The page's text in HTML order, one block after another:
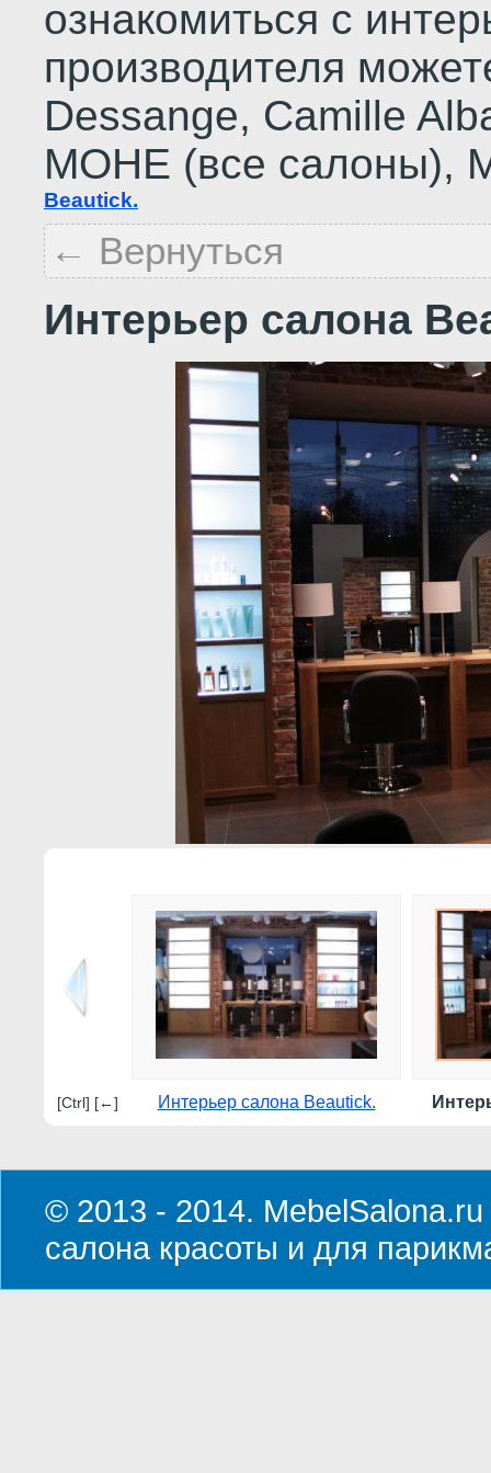
ознакомиться с
производителя
Dessange, Сamille
МОНЕ (все салоны),
Beautick.
← Вернуться
Интерьер салона
[Ctrl] [←] Интерьер салона Beautick.
© 2013 - 2014.
салона красоты и для